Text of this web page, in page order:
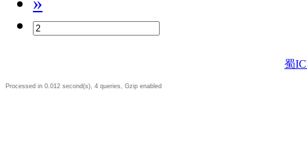
蜀
Processed in 0.012 second(s), 4 queries, Gzip enabled